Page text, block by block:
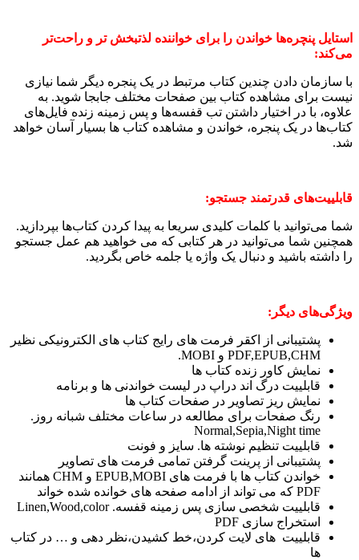
استایل پنچره‌ها خواندن را برای خواننده لذتبخش تر و راحت‌تر
می‌کند:
با سازمان دادن چندین کتاب مرتبط در یک پنجره دیگر شما نیازی
نیست برای مشاهده کتاب بین صفحات مختلف جابجا شوید. به
علاوه‌، با در اختیار داشتن تب قفسه‌ها و پس زمینه زنده فایل‌های
کتاب‌ها در یک پنجره، خواندن و مشاهده کتاب ها بسیار آسان خواهد
شد.
قابلییت‌های قدرتمند جستجو:
شما می‌توانید با کلمات کلیدی سریعا به پیدا کردن کتاب‌ها بپردازید.
همچنین شما می‌توانید در هر کتابی که می خواهید هم عمل جستجو
را داشته باشید و دنبال یک واژه یا جلمه خاص بگردید.
ویژگی‌های دیگر:
پشتیبانی از اکقر فرمت های رایج کتاب های الکترونیکی نظیر
PDF,EPUB,CHM و MOBI.
نمایش کاور زنده کتاب ها
قابلییت درگ اند دراپ در لیست خواندنی ها و برنامه
نمایش ریز تصاویر در صفحات کتاب ها
رنگ صفحات برای مطالعه در ساعات مختلف شبانه روز.
Normal,Sepia,Night time
قابلییت تنظیم نوشته ها. سایز و فونت
پشتیبانی از پرینت گرفتن تمامی فرمت های تصاویر
خواندن کتاب ها با فرمت های EPUB,MOBI و CHM همانند
PDF که می تواند از ادامه صفحه های خوانده شده خواند
قابلییت شخصی سازی پس زمینه قفسه. Linen,Wood,color
استخراج سازی PDF
قابلییت های لایت کردن،خط کشیدن،نظر دهی و … در کتاب
ها